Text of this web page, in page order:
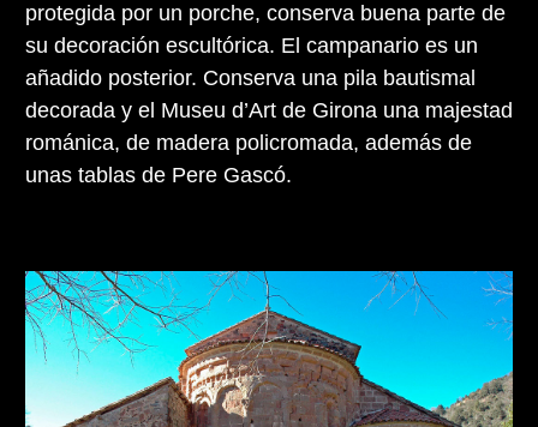
protegida por un porche, conserva buena parte de
su decoración escultórica. El campanario es un
añadido posterior. Conserva una pila bautismal
decorada y el Museu d’Art de Girona una majestad
románica, de madera policromada, además de
unas tablas de Pere Gascó.